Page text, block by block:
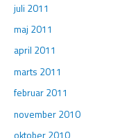
juli 2011
maj 2011
april 2011
marts 2011
februar 2011
november 2010
oktober 2010